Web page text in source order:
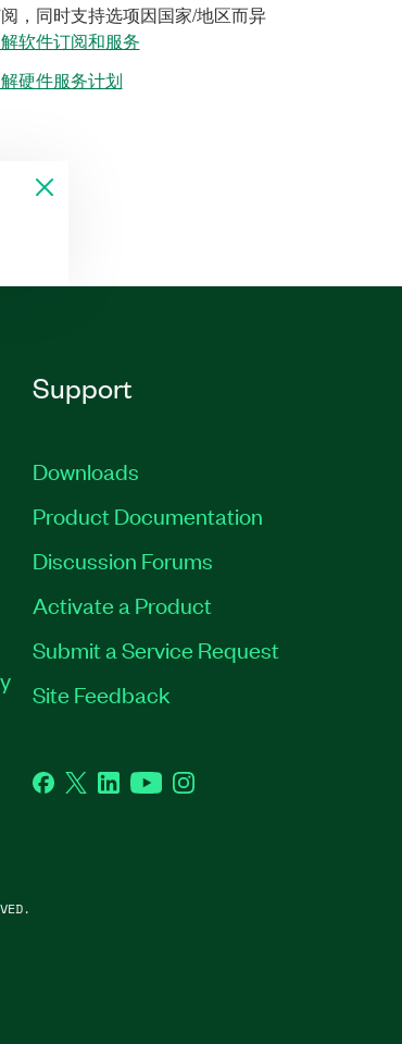
，同时支持选项因国家/地区而异
软件订阅和服务
硬件服务计划
Support
Downloads
Product Documentation
Discussion Forums
Activate a Product
Submit a Service Request
Site Feedback
Facebook
TwitterLinkedInYouTubeInstagram